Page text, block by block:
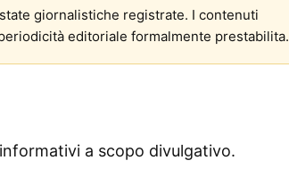
giornalistiche registrate. I contenuti
editoriale formalmente prestabilita.
a scopo divulgativo.